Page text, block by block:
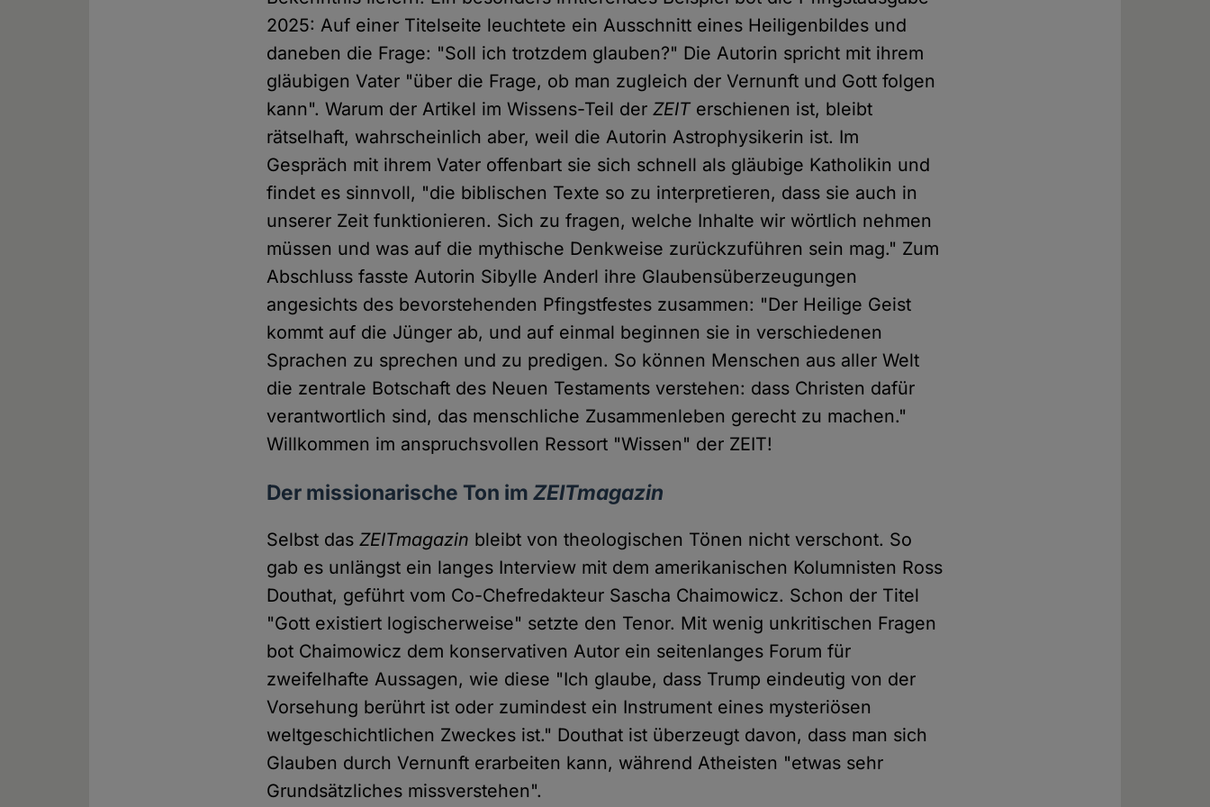
2025: Auf einer Titelseite leuchtete ein Ausschnitt eines Heiligenbildes und
daneben die Frage: "Soll ich trotzdem glauben?" Die Autorin spricht mit ihrem
gläubigen Vater "über die Frage, ob man zugleich der Vernunft und Gott folgen
kann". Warum der Artikel im Wissens-Teil derZEIT erschienen ist, bleibt
rätselhaft, wahrscheinlich aber, weil die Autorin Astrophysikerin ist. Im
Gespräch mit ihrem Vater offenbart sie sich schnell als gläubige Katholikin und
findet es sinnvoll, "die biblischen Texte so zu interpretieren, dass sie auch in
unserer Zeit funktionieren. Sich zu fragen, welche Inhalte wir wörtlich nehmen
müssen und was auf die mythische Denkweise zurückzuführen sein mag." Zum
Abschluss fasste Autorin Sibylle Anderl ihre Glaubensüberzeugungen
angesichts des bevorstehenden Pfingstfestes zusammen: "Der Heilige Geist
kommt auf die Jünger ab, und auf einmal beginnen sie in verschiedenen
Sprachen zu sprechen und zu predigen. So können Menschen aus aller Welt
die zentrale Botschaft des Neuen Testaments verstehen: dass Christen dafür
verantwortlich sind, das menschliche Zusammenleben gerecht zu machen."
Willkommen im anspruchsvollen Ressort "Wissen" der ZEIT!
Der missionarische Ton imZEITmagazin
Selbst dasZEITmagazin bleibt von theologischen Tönen nicht verschont. So
gab es unlängst ein langes Interview mit dem amerikanischen Kolumnisten Ross
Douthat, geführt vom Co-Chefredakteur Sascha Chaimowicz. Schon der Titel
"Gott existiert logischerweise" setzte den Tenor. Mit wenig unkritischen Fragen
bot Chaimowicz dem konservativen Autor ein seitenlanges Forum für
zweifelhafte Aussagen, wie diese "Ich glaube, dass Trump eindeutig von der
Vorsehung berührt ist oder zumindest ein Instrument eines mysteriösen
weltgeschichtlichen Zweckes ist." Douthat ist überzeugt davon, dass man sich
Glauben durch Vernunft erarbeiten kann, während Atheisten "etwas sehr
Grundsätzliches missverstehen".